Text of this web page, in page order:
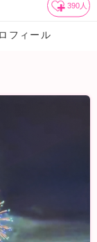
390 人
フィール